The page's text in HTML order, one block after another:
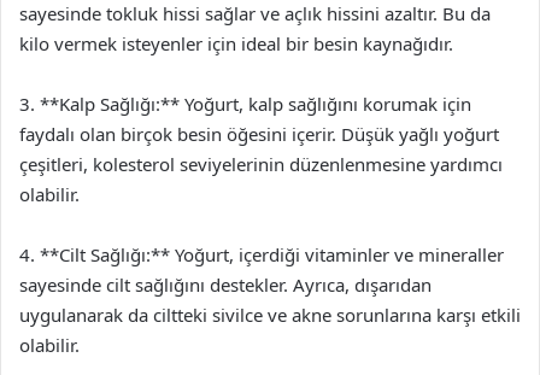
sayesinde tokluk hissi sağlar ve açlık hissini azaltır. Bu da
kilo vermek isteyenler için ideal bir besin kaynağıdır.
3. **Kalp Sağlığı:** Yoğurt, kalp sağlığını korumak için
faydalı olan birçok besin öğesini içerir. Düşük yağlı yoğurt
çeşitleri, kolesterol seviyelerinin düzenlenmesine yardımcı
olabilir.
4. **Cilt Sağlığı:** Yoğurt, içerdiği vitaminler ve mineraller
sayesinde cilt sağlığını destekler. Ayrıca, dışarıdan
uygulanarak da ciltteki sivilce ve akne sorunlarına karşı etkili
olabilir.